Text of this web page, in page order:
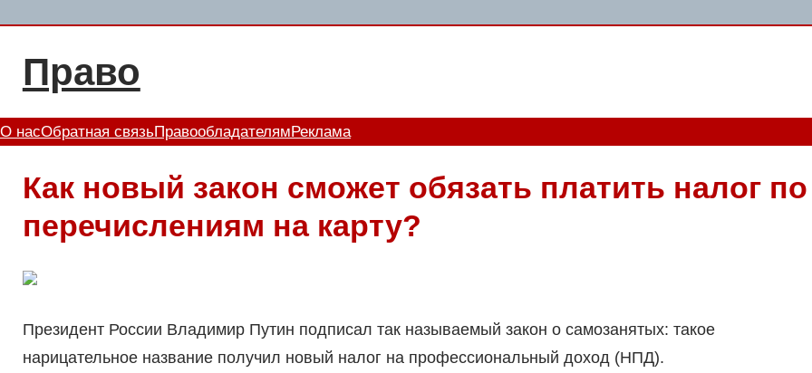
содержимому
Право
О насОбратная связьПравообладателям Реклама
Как новый закон сможет обязать платить налог по
перечислениям на карту?
Президент России Владимир Путин подписал так называемый закон о самозанятых: такое
нарицательное название получил новый налог на профессиональный доход (НПД).